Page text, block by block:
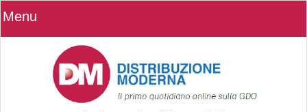
Menu